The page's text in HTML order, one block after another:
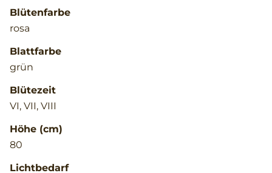
Blütenfarbe
rosa
Blattfarbe
grün
Blütezeit
VI, VII, VIII
Höhe (cm)
80
Lichtbedarf